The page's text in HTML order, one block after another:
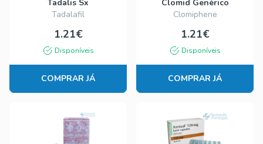
Tadalis Sx
Tadalafil
1.21€
Disponíveis
COMPRAR JÁ
Clomid Genérico
Clomiphene
1.21€
Disponíveis
COMPRAR JÁ